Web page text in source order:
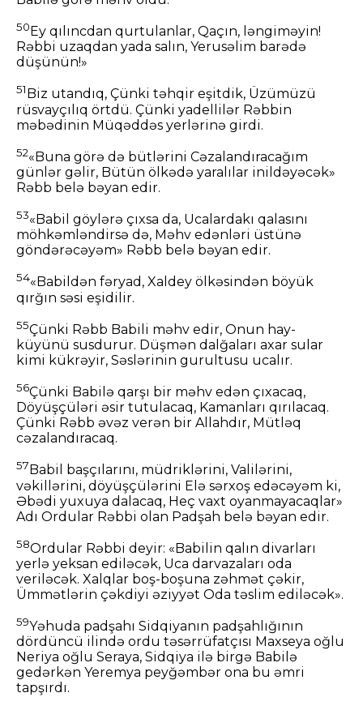
50 Ey qılıncdan qurtulanlar, Qaçın, ləngiməyin!
Rəbbi uzaqdan yada salın, Yerusəlim barədə
düşünün!»
51 Biz utandıq, Çünki təhqir eşitdik, Üzümüzü
rüsvayçılıq örtdü. Çünki yadellilər Rəbbin
məbədinin Müqəddəs yerlərinə girdi.
52«Buna görə də bütlərini Cəzalandıracağım
günlər gəlir, Bütün ölkədə yaralılar inildəyəcək»
Rəbb belə bəyan edir.
53«Babil göylərə çıxsa da, Ucalardakı qalasını
möhkəmləndirsə də, Məhv edənləri üstünə
göndərəcəyəm» Rəbb belə bəyan edir.
54«Babildən fəryad, Xaldey ölkəsindən böyük
qırğın səsi eşidilir.
55Çünki Rəbb Babili məhv edir, Onun hay-
küyünü susdurur. Düşmən dalğaları axar sular
kimi kükrəyir, Səslərinin gurultusu ucalır.
56Çünki Babilə qarşı bir məhv edən çıxacaq,
Döyüşçüləri əsir tutulacaq, Kamanları qırılacaq.
Çünki Rəbb əvəz verən bir Allahdır, Mütləq
cəzalandıracaq.
57 Babil başçılarını, müdriklərini, Valilərini,
vəkillərini, döyüşçülərini Elə sərxoş edəcəyəm ki,
Əbədi yuxuya dalacaq, Heç vaxt oyanmayacaqlar»
Adı Ordular Rəbbi olan Padşah belə bəyan edir.
58Ordular Rəbbi deyir: «Babilin qalın divarları
yerlə yeksan ediləcək, Uca darvazaları oda
veriləcək. Xalqlar boş-boşuna zəhmət çəkir,
Ümmətlərin çəkdiyi əziyyət Oda təslim ediləcək».
59Yəhuda padşahı Sidqiyanın padşahlığının
dördüncü ilində ordu təsərrüfatçısı Maxseya oğlu
Neriya oğlu Seraya, Sidqiya ilə birgə Babilə
gedərkən Yeremya peyğəmbər ona bu əmri
tapşırdı.